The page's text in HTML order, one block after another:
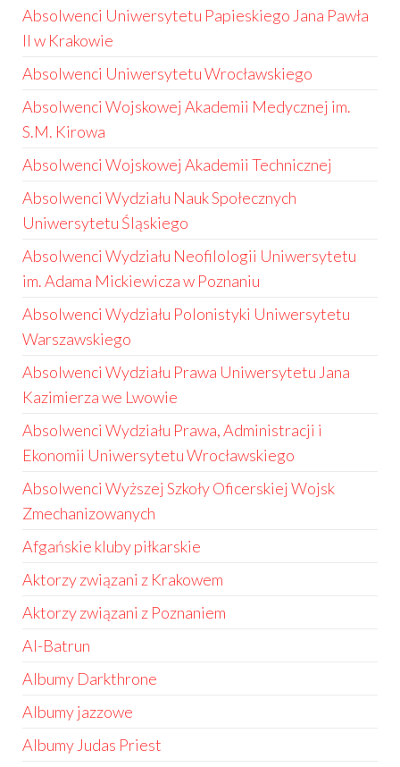
Absolwenci Uniwersytetu Papieskiego Jana Pawła
II w Krakowie
Absolwenci Uniwersytetu Wrocławskiego
Absolwenci Wojskowej Akademii Medycznej im.
S.M. Kirowa
Absolwenci Wojskowej Akademii Technicznej
Absolwenci Wydziału Nauk Społecznych
Uniwersytetu Śląskiego
Absolwenci Wydziału Neofilologii Uniwersytetu
im. Adama Mickiewicza w Poznaniu
Absolwenci Wydziału Polonistyki Uniwersytetu
Warszawskiego
Absolwenci Wydziału Prawa Uniwersytetu Jana
Kazimierza we Lwowie
Absolwenci Wydziału Prawa, Administracji i
Ekonomii Uniwersytetu Wrocławskiego
Absolwenci Wyższej Szkoły Oficerskiej Wojsk
Zmechanizowanych
Afgańskie kluby piłkarskie
Aktorzy związani z Krakowem
Aktorzy związani z Poznaniem
Al-Batrun
Albumy Darkthrone
Albumy jazzowe
Albumy Judas Priest